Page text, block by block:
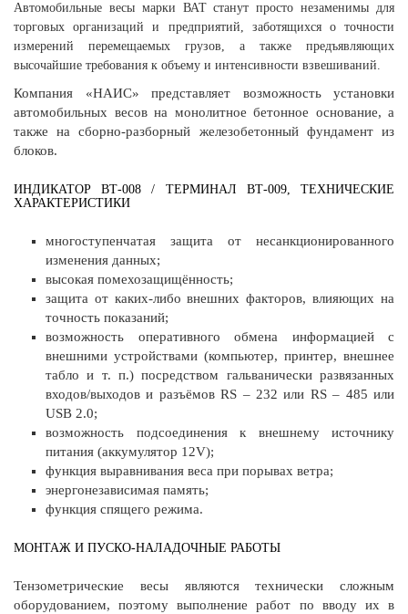
Автомобильные весы марки ВАТ станут просто незаменимы для
торговых организаций и предприятий, заботящихся о точности
измерений перемещаемых грузов, а также предъявляющих
высочайшие требования к объему и интенсивности взвешиваний.
Компания «НАИС» представляет возможность установки
автомобильных весов на монолитное бетонное основание, а
также на сборно-разборный железобетонный фундамент из
блоков.
ИНДИКАТОР ВТ-008 / ТЕРМИНАЛ ВТ-009, ТЕХНИЧЕСКИЕ
ХАРАКТЕРИСТИКИ
многоступенчатая защита от несанкционированного
изменения данных;
высокая помехозащищённость;
защита от каких-либо внешних факторов, влияющих на
точность показаний;
возможность оперативного обмена информацией с
внешними устройствами (компьютер, принтер, внешнее
табло и т. п.) посредством гальванически развязанных
входов/выходов и разъёмов RS – 232 или RS – 485 или
USB 2.0;
возможность подсоединения к внешнему источнику
питания (аккумулятор 12V);
функция выравнивания веса при порывах ветра;
энергонезависимая память;
функция спящего режима.
МОНТАЖ И ПУСКО-НАЛАДОЧНЫЕ РАБОТЫ
Тензометрические весы являются технически сложным
оборудованием, поэтому выполнение работ по вводу их в